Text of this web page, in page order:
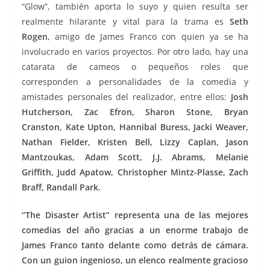
“Glow”, también aporta lo suyo y quien resulta ser
realmente hilarante y vital para la trama es Seth
Rogen, amigo de James Franco con quien ya se ha
involucrado en varios proyectos. Por otro lado, hay una
catarata de cameos o pequeños roles que
corresponden a personalidades de la comedia y
amistades personales del realizador, entre ellos: Josh
Hutcherson, Zac Efron, Sharon Stone, Bryan
Cranston, Kate Upton, Hannibal Buress, Jacki Weaver,
Nathan Fielder, Kristen Bell, Lizzy Caplan, Jason
Mantzoukas, Adam Scott, J.J. Abrams, Melanie
Griffith, Judd Apatow, Christopher Mintz-Plasse, Zach
Braff, Randall Park.
“The Disaster Artist” representa una de las mejores
comedias del año gracias a un enorme trabajo de
James Franco tanto delante como detrás de cámara.
Con un guion ingenioso, un elenco realmente gracioso